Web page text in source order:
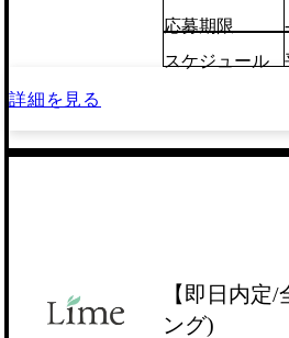
応募期限
-
スケジュール
詳細を見る
【即日内定
ング)